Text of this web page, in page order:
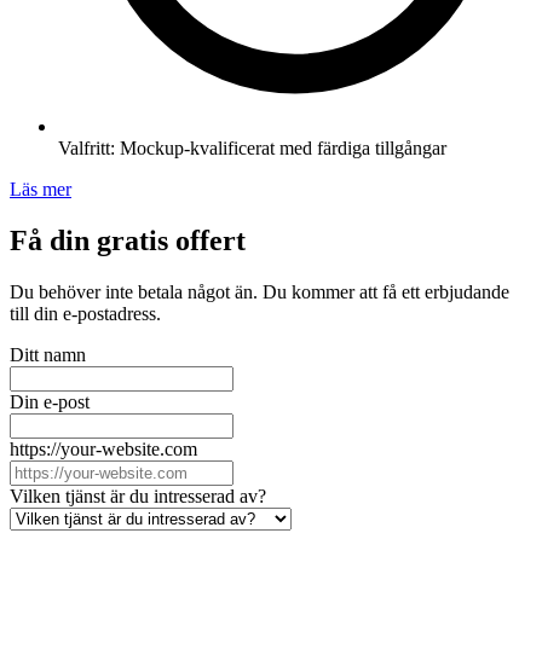
Valfritt: Mockup-kvalificerat med färdiga tillgångar
Läs mer
Få din gratis offert
Du behöver inte betala något än. Du kommer att få ett erbjudande
till din e-postadress.
Ditt namn
Din e-post
https://your-website.com
Vilken tjänst är du intresserad av?